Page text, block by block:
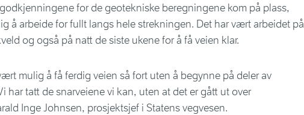
for de geotekniske beregningene kom på plass,
å arbeide for fullt langs hele strekningen. Det har vært arbeidet på
og også på natt de siste ukene for å få veien klar.
mulig å få ferdig veien så fort uten å begynne på deler av
har tatt de snarveiene vi kan, uten at det er gått ut over
Inge Johnsen, prosjektsjef i Statens vegvesen.